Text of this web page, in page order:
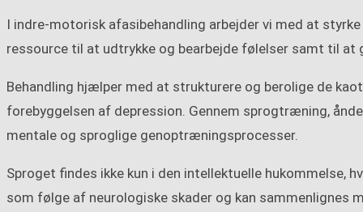
I indre-motorisk afasibehandling arbejder vi med at
ressource til at udtrykke og bearbejde følelser samt til at
Behandling hjælper med at strukturere og berolige de
forebyggelsen af depression. Gennem sprogtræning,
mentale og sproglige genoptræningsprocesser.
Sproget findes ikke kun i den intellektuelle hukommelse,
som følge af neurologiske skader og kan sammenlignes